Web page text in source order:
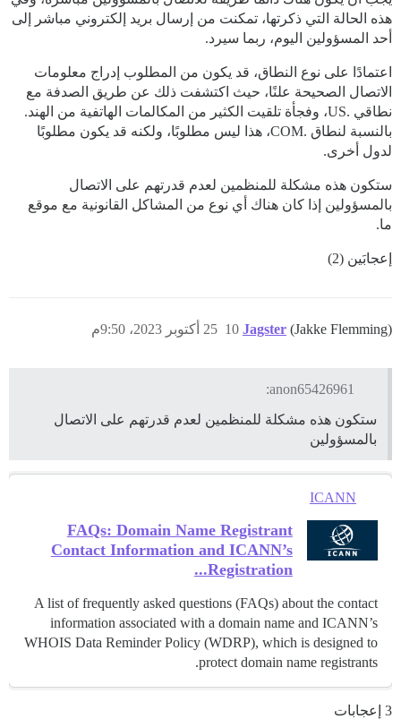
هذه الحالة التي ذكرتها، تمكنت من إرسال بريد إلكتروني مباشر إلى
أحد المسؤولين اليوم، ربما سيرد.
اعتمادًا على نوع النطاق، قد يكون من المطلوب إدراج معلومات
الاتصال الصحيحة علنًا، حيث اكتشفت ذلك عن طريق الصدفة مع
نطاقي .US، وفجأة تلقيت الكثير من المكالمات الهاتفية من الهند.
بالنسبة لنطاق .COM، هذا ليس مطلوبًا، ولكنه قد يكون مطلوبًا
لدول أخرى.
ستكون هذه مشكلة للمنظمين لعدم قدرتهم على الاتصال
بالمسؤولين إذا كان هناك أي نوع من المشاكل القانونية مع موقع
ما.
إعجابَين (2)
Jagster (Jakke Flemming) 25 أكتوبر 2023، 9:50م 10
anon65426961:
ستكون هذه مشكلة للمنظمين لعدم قدرتهم على الاتصال
بالمسؤولين
ICANN
FAQs: Domain Name Registrant
Contact Information and ICANN’s
Registration...
A list of frequently asked questions (FAQs) about the contact
information associated with a domain name and ICANN’s
WHOIS Data Reminder Policy (WDRP), which is designed to
protect domain name registrants.
3 إعجابات